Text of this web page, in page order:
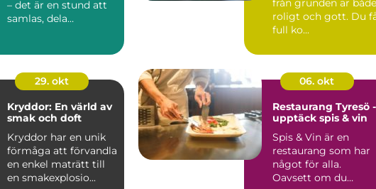
– det är en stund att
samlas, dela
roligt och gott. Du
full ko...
29. okt
Kryddor: En värld av
smak och doft
Kryddor har en unik
förmåga att förvandla
en enkel maträtt till
en smakexplosio...
06. okt
Restaurang Tyresö -
upptäck spis & vin
Spis & Vin är en
restaurang som har
något för alla.
Oavsett om du